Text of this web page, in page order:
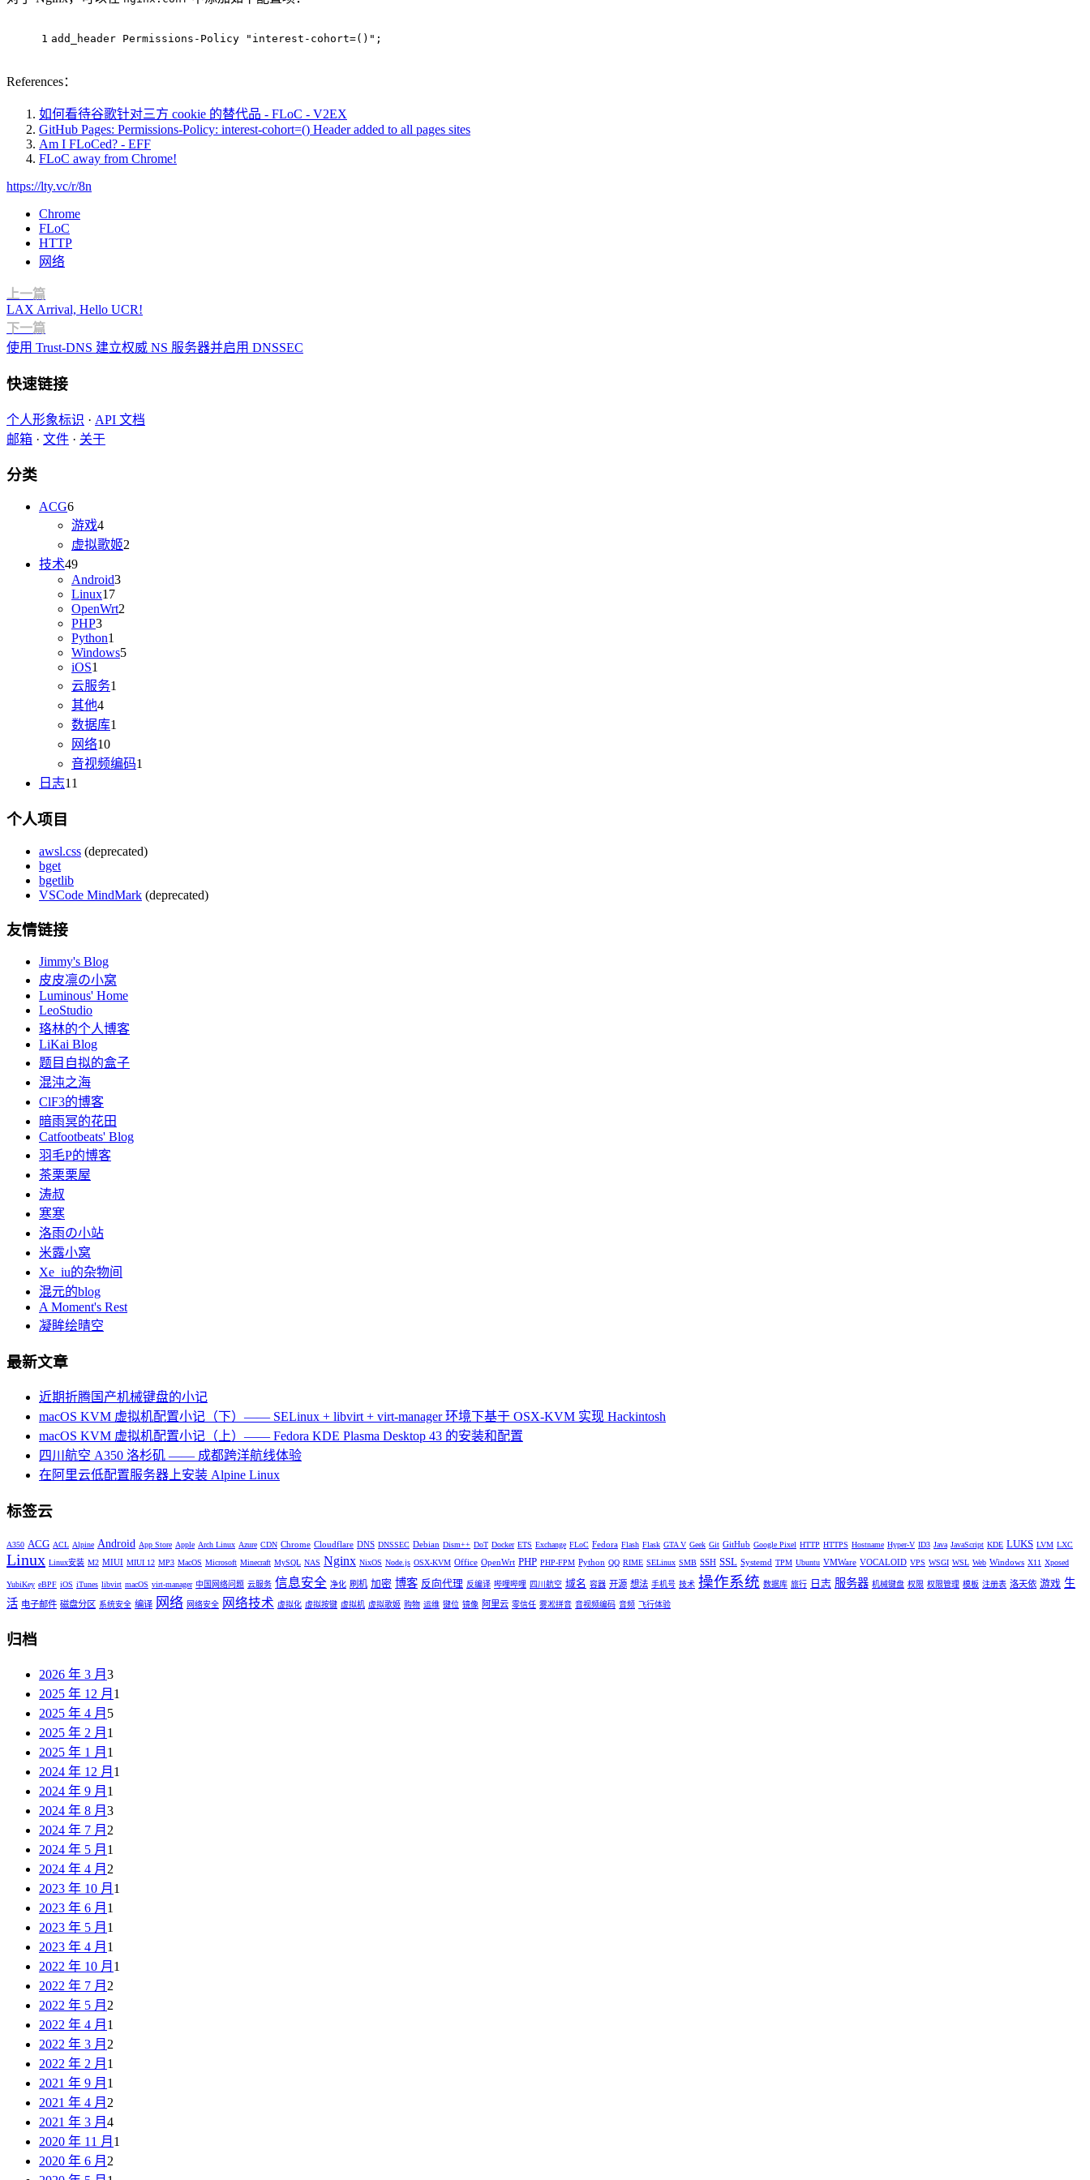
1 add_header Permissions-Policy "interest-cohort=()";
References：
如何看待谷歌针对三方 cookie 的替代品 - FLoC - V2EX
GitHub Pages: Permissions-Policy: interest-cohort=() Header added to all pages sites
Am I FLoCed? - EFF
FLoC away from Chrome!
https://lty.vc/r/8n
Chrome
FLoC
HTTP
网络
上一篇
LAX Arrival, Hello UCR!
下一篇
使用 Trust-DNS 建立权威 NS 服务器并启用 DNSSEC
快速链接
个人形象标识 · API 文档
邮箱 · 文件 · 关于
分类
ACG6
游戏4
虚拟歌姬2
技术49
Android3
Linux17
OpenWrt2
PHP3
Python1
Windows5
iOS1
云服务1
其他4
数据库1
网络10
音视频编码1
日志11
个人项目
awsl.css (deprecated)
bget
bgetlib
VSCode MindMark (deprecated)
友情链接
Jimmy's Blog
皮皮凛の小窝
Luminous' Home
LeoStudio
珞林的个人博客
LiKai Blog
题目自拟的盒子
混沌之海
ClF3的博客
暗雨冥的花田
Catfootbeats' Blog
羽毛P的博客
茶栗栗屋
涛叔
寒寒
洛雨の小站
米露小窝
Xe_iu的杂物间
混元的blog
A Moment's Rest
凝眸绘晴空
最新文章
近期折腾国产机械键盘的小记
macOS KVM 虚拟机配置小记（下）—— SELinux + libvirt + virt-manager 环境下基于 OSX-KVM 实现 Hackintosh
macOS KVM 虚拟机配置小记（上）—— Fedora KDE Plasma Desktop 43 的安装和配置
四川航空 A350 洛杉矶 —— 成都跨洋航线体验
在阿里云低配置服务器上安装 Alpine Linux
标签云
A350 ACG ACL Alpine Android App Store Apple Arch Linux Azure CDN Chrome Cloudflare DNS DNSSEC Debian Dism++ DoT Docker ETS Exchange FLoC Fedora Flash Flask GTA V Geek Git GitHub Google Pixel HTTP HTTPS Hostname Hyper-V ID3 Java JavaScript KDE LUKS LVM LXC
Linux Linux安装 M2 MIUI MIUI 12 MP3 MacOS Microsoft Minecraft MySQL NAS Nginx NixOS Node.js OSX-KVM Office OpenWrt PHP PHP-FPM Python QQ RIME SELinux SMB SSH SSL Systemd TPM Ubuntu VMWare VOCALOID VPS WSGI WSL Web Windows X11 Xposed
YubiKey eBPF iOS iTunes libvirt macOS virt-manager 中国网络问题 云服务 信息安全 净化 刷机 加密 博客 反向代理 反编译 哔哩哔哩 四川航空 域名 容器 开源 想法 手机号 技术 操作系统 数据库 旅行 日志 服务器 机械键盘 权限 权限管理 模板 注册表 洛天依 游戏 生
活 电子邮件 磁盘分区 系统安全 编译 网络 网络安全 网络技术 虚拟化 虚拟按键 虚拟机 虚拟歌姬 购物 运维 键位 镜像 阿里云 零信任 雾凇拼音 音视频编码 音频 飞行体验
归档
2026 年 3 月 3
2025 年 12 月 1
2025 年 4 月 5
2025 年 2 月 1
2025 年 1 月 1
2024 年 12 月 1
2024 年 9 月 1
2024 年 8 月 3
2024 年 7 月 2
2024 年 5 月 1
2024 年 4 月 2
2023 年 10 月 1
2023 年 6 月 1
2023 年 5 月 1
2023 年 4 月 1
2022 年 10 月 1
2022 年 7 月 2
2022 年 5 月 2
2022 年 4 月 1
2022 年 3 月 2
2022 年 2 月 1
2021 年 9 月 1
2021 年 4 月 2
2021 年 3 月 4
2020 年 11 月 1
2020 年 6 月 2